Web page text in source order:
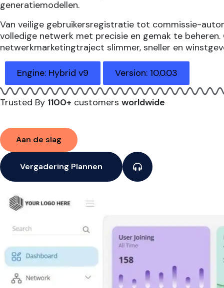
generatie­modellen.
Van veilige gebruikersregistratie tot commissie-
volledige netwerk met precisie en gemak te
netwerkmarketingtraject slimmer, sneller en
Engine: Hybrid v9 Version: 10.0.03
Trusted By 1100+ customers worldwide
Aan de slag
Vergadering Plannen